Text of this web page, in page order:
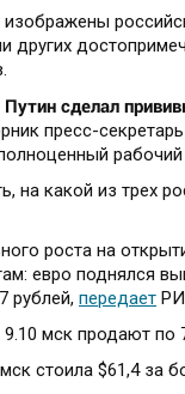
других
Путин сделал
пресс-
на какой из трех
роста на
евро поднялся
рублей, передает
мск продают по
стоила $61,4 за